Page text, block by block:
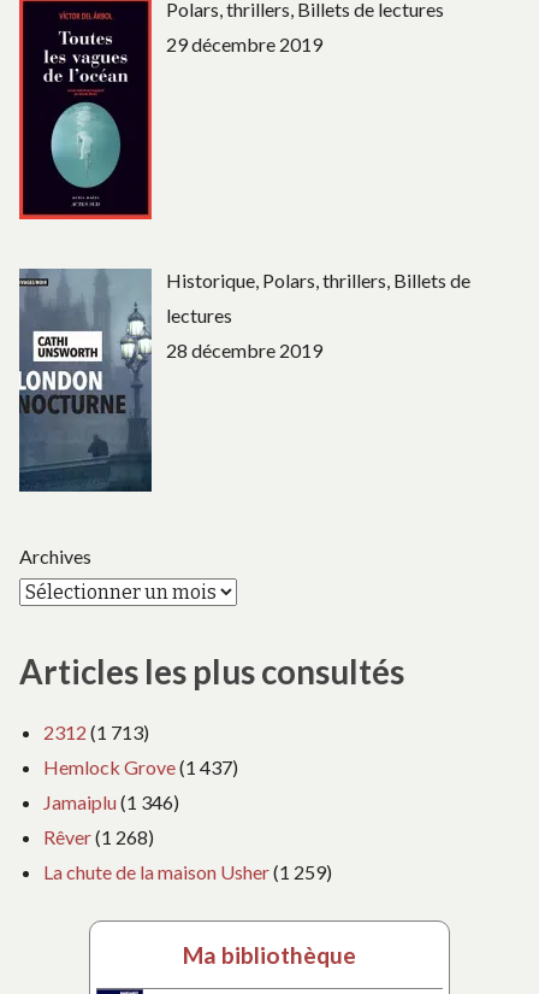
Polars, thrillers, Billets de lectures
29 décembre 2019
Historique, Polars, thrillers, Billets de
lectures
28 décembre 2019
Archives
Articles les plus consultés
2312 (1 713)
Hemlock Grove(1 437)
Jamaiplu(1 346)
Rêver(1 268)
La chute de la maison Usher(1 259)
Ma bibliothèque